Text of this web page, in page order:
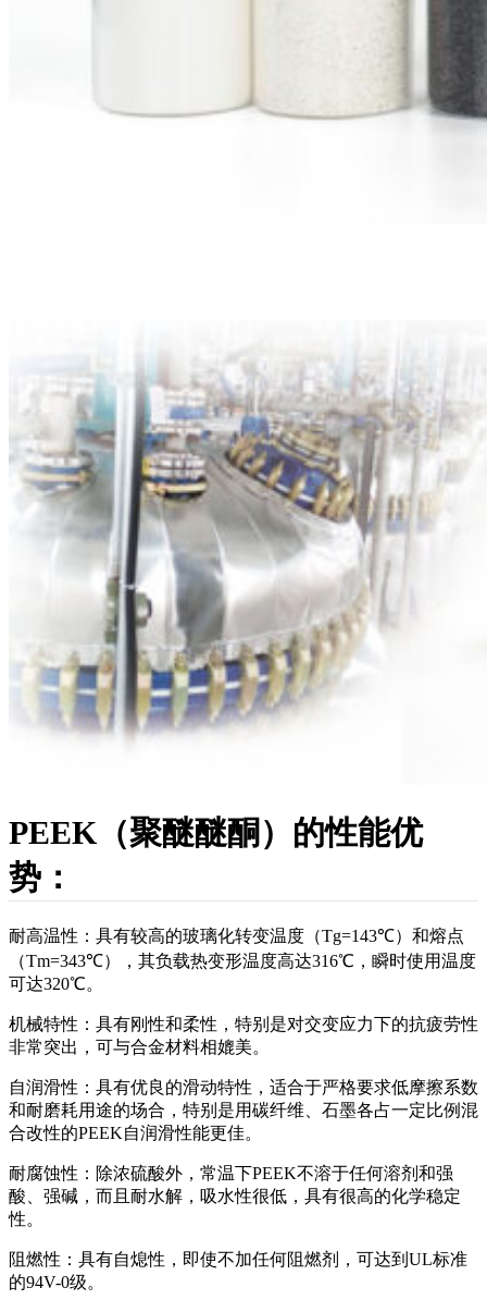
PEEK（聚醚醚酮）的性能优
势：
耐高温性：具有较高的玻璃化转变温度（Tg=143℃）和熔点
（Tm=343℃），其负载热变形温度高达316℃，瞬时使用温度
可达320℃。
机械特性：具有刚性和柔性，特别是对交变应力下的抗疲劳性
非常突出，可与合金材料相媲美。
自润滑性：具有优良的滑动特性，适合于严格要求低摩擦系数
和耐磨耗用途的场合，特别是用碳纤维、石墨各占一定比例混
合改性的PEEK自润滑性能更佳。
耐腐蚀性：除浓硫酸外，常温下PEEK不溶于任何溶剂和强
酸、强碱，而且耐水解，吸水性很低，具有很高的化学稳定
性。
阻燃性：具有自熄性，即使不加任何阻燃剂，可达到UL标准
的94V-0级。